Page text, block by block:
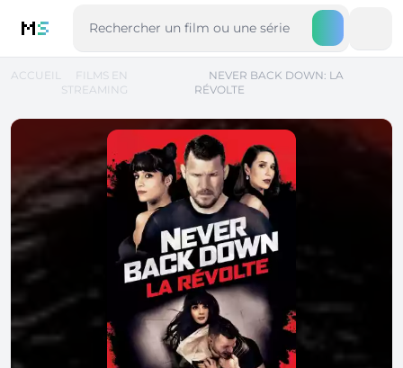
MS
ACCUEIL
FILMS EN
STREAMING
NEVER BACK DOWN: LA
RÉVOLTE